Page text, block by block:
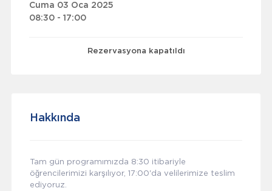
Cuma 03 Oca 2025
08:30 - 17:00
Rezervasyona kapatıldı
Hakkında
Tam gün programımızda 8:30 itibariyle
öğrencilerimizi karşılıyor, 17:00'da velilerimize teslim
ediyoruz.